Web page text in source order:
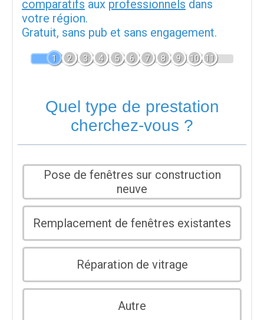
comparatifs aux professionnels dans
votre région.
Gratuit, sans pub et sans engagement.
1 2 3 4 5 6 7 8 9 10 11
Quel type de prestation
cherchez-vous ?
Pose de fenêtres sur construction
neuve
Remplacement de fenêtres existantes
Réparation de vitrage
Autre